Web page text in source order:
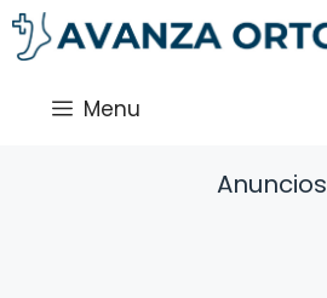
Saltar
al
Menu
Anuncios